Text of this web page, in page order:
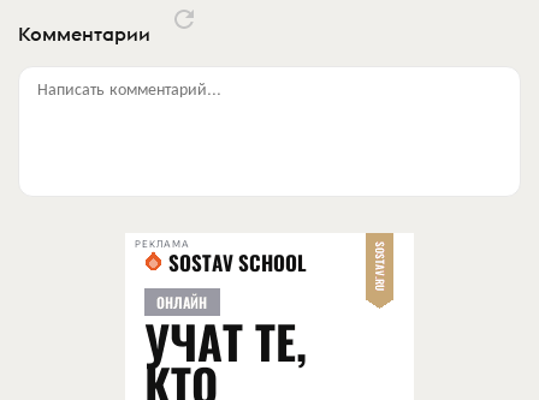
Комментарии
Написать комментарий...
РЕКЛАМА